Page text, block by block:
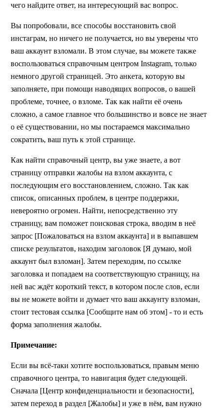
чего найдите ответ, на интересующий вас вопрос.
Вы попробовали, все способы восстановить свой
инстаграм, но ничего не получается, но вы уверены что
ваш аккаунт взломали. В этом случае, вы можете также
воспользоваться справочным центром Instagram, только
немного другой страницей. Это анкета, которую вы
заполняете, при помощи наводящих вопросов, о вашей
проблеме, точнее, о взломе. Так как найти её очень
сложно, а самое главное что большинство и вовсе не знает
о её существовании, но мы постараемся максимально
сократить, ваш путь к этой странице.
Как найти справочный центр, вы уже знаете, а вот
страницу отправки жалобы на взлом аккаунта, с
последующим его восстановлением, сложно. Так как
список, описанных проблем, в центре поддержки,
невероятно огромен. Найти, непосредственно эту
страницу, вам поможет поисковая строка, вводим в неё
запрос [Пожаловаться на взлом аккаунта] и в выпавшем
списке результатов, находим заголовок [Я думаю, мой
аккаунт был взломан]. Затем переходим, по ссылке
заголовка и попадаем на соответствующую страницу, на
ней вас ждёт короткий текст, в котором после слов, если
вы не можете войти и думает что ваш аккаунту взломан,
стоит тестовая ссылка [Сообщите нам об этом] - то и есть
форма заполнения жалобы.
Примечание:
Если вы всё-таки хотите воспользоваться, правым меню
справочного центра, то навигация будет следующей.
Сначала [Центр конфиденциальности и безопасности],
затем переход в раздел [Жалобы] и уже в нём, вам нужно